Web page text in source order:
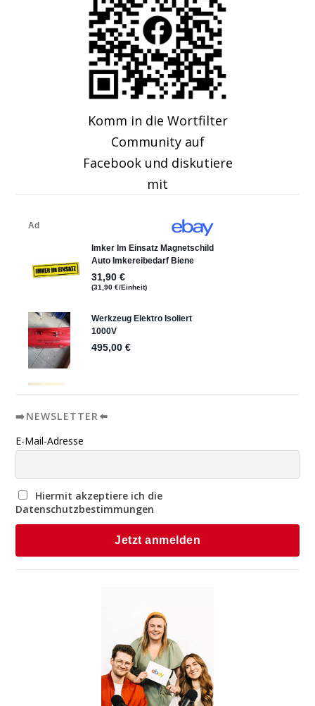
Komm in die Wortfilter
Community auf
Facebook und diskutiere
mit
➡️NEWSLETTER⬅️
E-Mail-Adresse
Hiermit akzeptiere ich die
Datenschutzbestimmungen